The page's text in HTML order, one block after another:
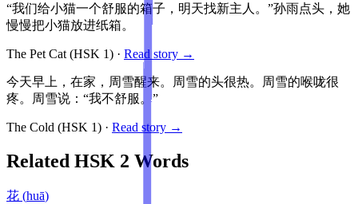
“我们给小猫一个舒服的箱子，明天找新主人。”孙雨点头，她
慢慢把小猫放进纸箱。
The Pet Cat (HSK 1) · Read story →
今天早上，在家，周雪醒来。周雪的头很热。周雪的喉咙很
疼。周雪说：“我不舒服。”
The Cold (HSK 1) · Read story →
Related HSK 2 Words
花 (huā)